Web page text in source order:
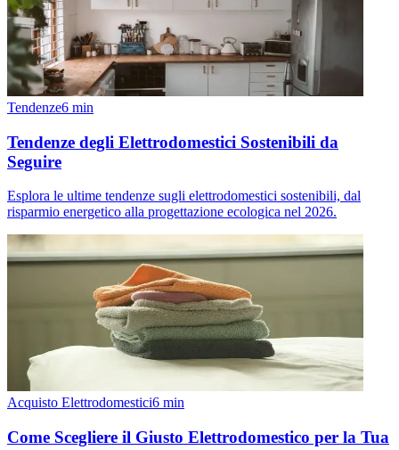
Tendenze6 min
Tendenze degli Elettrodomestici Sostenibili da
Seguire
Esplora le ultime tendenze sugli elettrodomestici sostenibili, dal
risparmio energetico alla progettazione ecologica nel 2026.
Acquisto Elettrodomestici6 min
Come Scegliere il Giusto Elettrodomestico per la Tua